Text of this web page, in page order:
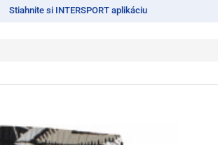
Stiahnite si INTERSPORT aplikáciu